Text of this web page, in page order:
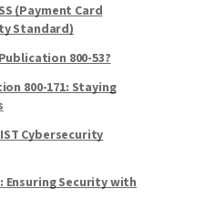
(Payment Card
Standard)
800-53?
800-171: Staying
Cybersecurity
Ensuring Security with